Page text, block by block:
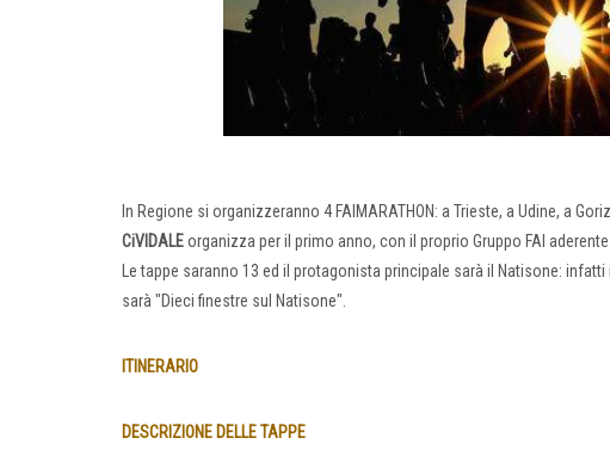
In Regione si organizzeranno 4 FAIMARATHON: a Trieste, a Udine, a
CiVIDALEorganizza per il primo anno, con il proprio Gruppo FAI
Le tappe saranno 13 ed il protagonista principale sarà il Natisone:
sarà "Dieci finestre sul Natisone".
ITINERARIO
DESCRIZIONE DELLE TAPPE